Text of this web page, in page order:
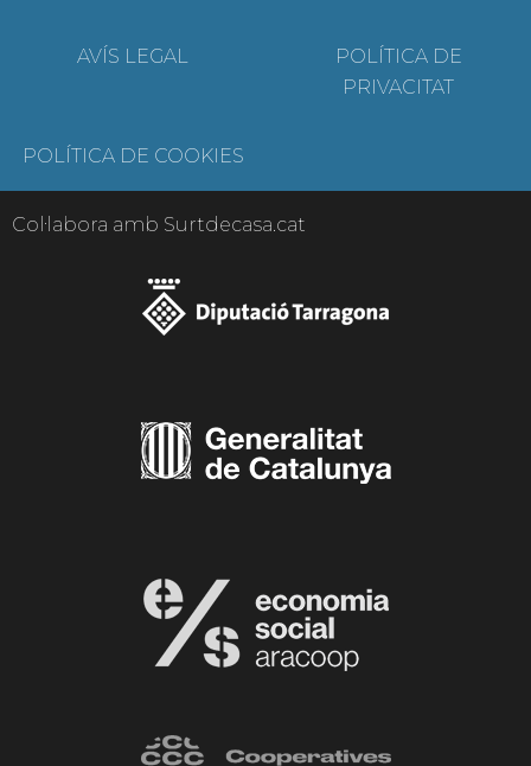
AVÍS LEGAL
POLÍTICA DE
PRIVACITAT
POLÍTICA DE COOKIES
Col·labora amb Surtdecasa.cat